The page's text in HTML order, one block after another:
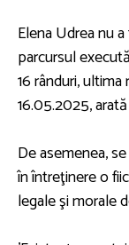
Elena Udrea nu
parcursul
16 rânduri,
16.05.2025,
De asemenea,
în întreţinere o
legale şi morale